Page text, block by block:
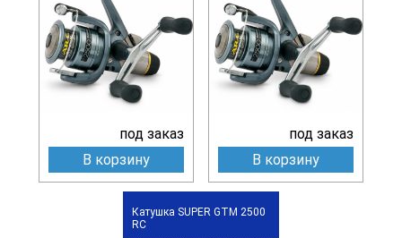
под заказ
В корзину
под заказ
В корзину
Катушка SUPER GTM 2500
RC